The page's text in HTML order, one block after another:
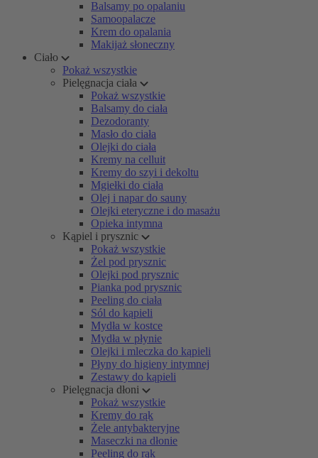
Balsamy po opalaniu
Samoopalacze
Krem do opalania
Makijaż słoneczny
Ciało
Pokaż wszystkie
Pielęgnacja ciała
Pokaż wszystkie
Balsamy do ciała
Dezodoranty
Masło do ciała
Olejki do ciała
Kremy na celluit
Kremy do szyi i dekoltu
Mgiełki do ciała
Olej i napar do sauny
Olejki eteryczne i do masażu
Opieka intymna
Kąpiel i prysznic
Pokaż wszystkie
Żel pod prysznic
Olejki pod prysznic
Pianka pod prysznic
Peeling do ciała
Sól do kąpieli
Mydła w kostce
Mydła w płynie
Olejki i mleczka do kąpieli
Płyny do higieny intymnej
Zestawy do kąpieli
Pielęgnacja dłoni
Pokaż wszystkie
Kremy do rąk
Żele antybakteryjne
Maseczki na dłonie
Peeling do rąk